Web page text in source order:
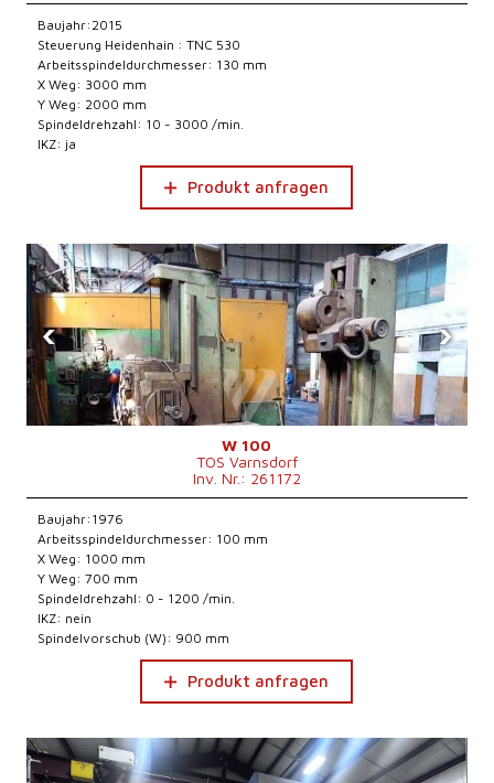
Baujahr:2015
Steuerung Heidenhain : TNC 530
Arbeitsspindeldurchmesser: 130 mm
X Weg: 3000 mm
Y Weg: 2000 mm
Spindeldrehzahl: 10 - 3000 /min.
IKZ: ja
Produkt anfragen
‹ ›
W 100
TOS Varnsdorf
Inv. Nr.: 261172
Baujahr:1976
Arbeitsspindeldurchmesser: 100 mm
X Weg: 1000 mm
Y Weg: 700 mm
Spindeldrehzahl: 0 - 1200 /min.
IKZ: nein
Spindelvorschub (W): 900 mm
Produkt anfragen